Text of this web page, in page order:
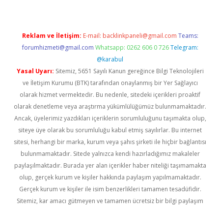
Reklam ve İletişim: E-mail: backlinkpaneli@gmail.com Teams:
forumhizmeti@gmail.com Whatsapp: 0262 606 0 726 Telegram:
@karabul
Yasal Uyarı: Sitemiz, 5651 Sayılı Kanun gereğince Bilgi Teknolojileri
ve İletişim Kurumu (BTK) tarafından onaylanmış bir Yer Sağlayıcı
olarak hizmet vermektedir. Bu nedenle, sitedeki içerikleri proaktif
olarak denetleme veya araştırma yükümlülüğümüz bulunmamaktadır.
Ancak, üyelerimiz yazdıkları içeriklerin sorumluluğunu taşımakta olup,
siteye üye olarak bu sorumluluğu kabul etmiş sayılırlar. Bu internet
sitesi, herhangi bir marka, kurum veya şahıs şirketi ile hiçbir bağlantısı
bulunmamaktadır. Sitede yalnızca kendi hazırladığımız makaleler
paylaşılmaktadır. Burada yer alan içerikler haber niteliği taşımamakta
olup, gerçek kurum ve kişiler hakkında paylaşım yapılmamaktadır.
Gerçek kurum ve kişiler ile isim benzerlikleri tamamen tesadüfidir.
Sitemiz, kar amacı gütmeyen ve tamamen ücretsiz bir bilgi paylaşım